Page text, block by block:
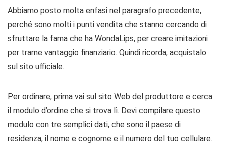
Abbiamo posto molta enfasi nel paragrafo precedente,
perché sono molti i punti vendita che stanno cercando di
sfruttare la fama che ha WondaLips, per creare imitazioni
per trarne vantaggio finanziario. Quindi ricorda, acquistalo
sul sito ufficiale.
Per ordinare, prima vai sul sito Web del produttore e cerca
il modulo d’ordine che si trova lì. Devi compilare questo
modulo con tre semplici dati, che sono il paese di
residenza, il nome e cognome e il numero del tuo cellulare.